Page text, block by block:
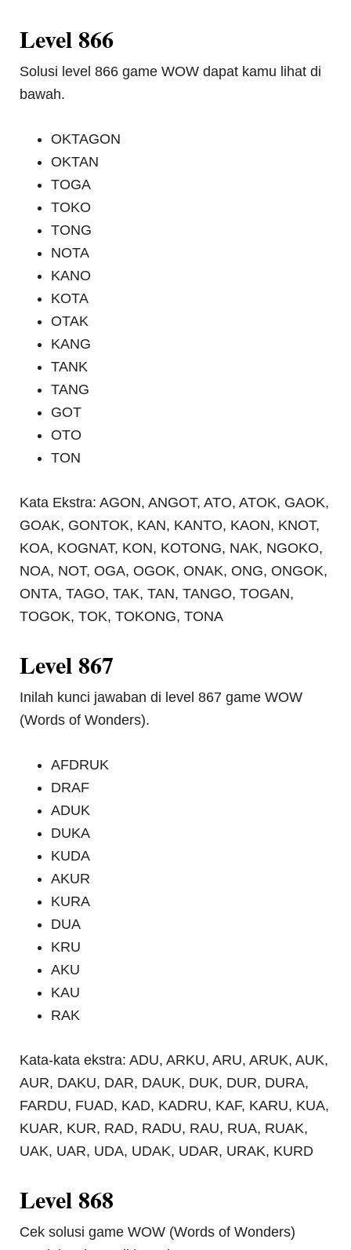
Level 866
Solusi level 866 game WOW dapat kamu lihat di
bawah.
OKTAGON
OKTAN
TOGA
TOKO
TONG
NOTA
KANO
KOTA
OTAK
KANG
TANK
TANG
GOT
OTO
TON
Kata Ekstra: AGON, ANGOT, ATO, ATOK, GAOK,
GOAK, GONTOK, KAN, KANTO, KAON, KNOT,
KOA, KOGNAT, KON, KOTONG, NAK, NGOKO,
NOA, NOT, OGA, OGOK, ONAK, ONG, ONGOK,
ONTA, TAGO, TAK, TAN, TANGO, TOGAN,
TOGOK, TOK, TOKONG, TONA
Level 867
Inilah kunci jawaban di level 867 game WOW
(Words of Wonders).
AFDRUK
DRAF
ADUK
DUKA
KUDA
AKUR
KURA
DUA
KRU
AKU
KAU
RAK
Kata-kata ekstra: ADU, ARKU, ARU, ARUK, AUK,
AUR, DAKU, DAR, DAUK, DUK, DUR, DURA,
FARDU, FUAD, KAD, KADRU, KAF, KARU, KUA,
KUAR, KUR, RAD, RADU, RAU, RUA, RUAK,
UAK, UAR, UDA, UDAK, UDAR, URAK, KURD
Level 868
Cek solusi game WOW (Words of Wonders)